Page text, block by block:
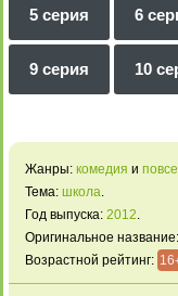
5 серия 6
9 серия 10
Жанры: комедия и
Тема: школа.
Год выпуска: 2012.
Оригинальное название:
Возрастной рейтинг: 16